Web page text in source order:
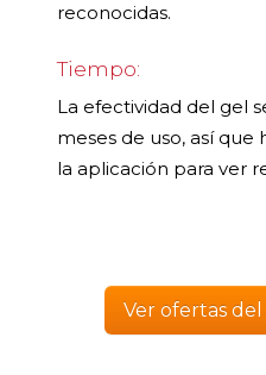
reconocidas.
Tiempo:
La efectividad del gel
meses de uso, así que
la aplicación para ver
Ver ofertas